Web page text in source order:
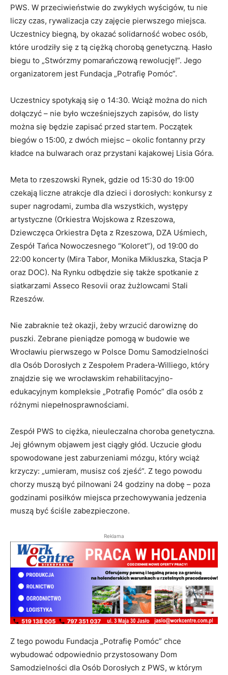
PWS. W przeciwieństwie do zwykłych wyścigów, tu nie
liczy czas, rywalizacja czy zajęcie pierwszego miejsca.
Uczestnicy biegną, by okazać solidarność wobec osób,
które urodziły się z tą ciężką chorobą genetyczną. Hasło
biegu to „Stwórzmy pomarańczową rewolucję!”. Jego
organizatorem jest Fundacja „Potrafię Pomóc”.
Uczestnicy spotykają się o 14:30. Wciąż można do nich
dołączyć – nie było wcześniejszych zapisów, do listy
można się będzie zapisać przed startem. Początek
biegów o 15:00, z dwóch miejsc – okolic fontanny przy
kładce na bulwarach oraz przystani kajakowej Lisia Góra.
Meta to rzeszowski Rynek, gdzie od 15:30 do 19:00
czekają liczne atrakcje dla dzieci i dorosłych: konkursy z
super nagrodami, zumba dla wszystkich, występy
artystyczne (Orkiestra Wojskowa z Rzeszowa,
Dziewczęca Orkiestra Dęta z Rzeszowa, DZA Uśmiech,
Zespół Tańca Nowoczesnego “Koloret”), od 19:00 do
22:00 koncerty (Mira Tabor, Monika Mikluszka, Stacja P
oraz DOC). Na Rynku odbędzie się także spotkanie z
siatkarzami Asseco Resovii oraz żużlowcami Stali
Rzeszów.
Nie zabraknie też okazji, żeby wrzucić darowiznę do
puszki. Zebrane pieniądze pomogą w budowie we
Wrocławiu pierwszego w Polsce Domu Samodzielności
dla Osób Dorosłych z Zespołem Pradera-Williego, który
znajdzie się we wrocławskim rehabilitacyjno-
edukacyjnym kompleksie „Potrafię Pomóc” dla osób z
różnymi niepełnosprawnościami.
Zespół PWS to ciężka, nieuleczalna choroba genetyczna.
Jej głównym objawem jest ciągły głód. Uczucie głodu
spowodowane jest zaburzeniami mózgu, który wciąż
krzyczy: „umieram, musisz coś zjeść”. Z tego powodu
chorzy muszą być pilnowani 24 godziny na dobę – poza
godzinami posiłków miejsca przechowywania jedzenia
muszą być ściśle zabezpieczone.
Reklama
Z tego powodu Fundacja „Potrafię Pomóc” chce
wybudować odpowiednio przystosowany Dom
Samodzielności dla Osób Dorosłych z PWS, w którym